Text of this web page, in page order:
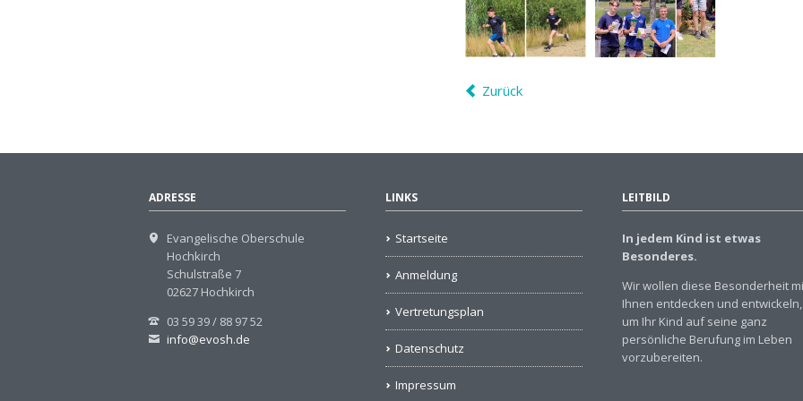
Zurück
ADRESSE
Evangelische Oberschule
Hochkirch
Schulstraße 7
02627 Hochkirch
03 59 39 / 88 97 52
info@evosh.de
LINKS
Startseite
Anmeldung
Vertretungsplan
Datenschutz
Impressum
LEITBILD
In jedem Kind ist etwas
Besonderes.
Wir wollen diese Besonderheit
Ihnen entdecken und entwickeln,
um Ihr Kind auf seine ganz
persönliche Berufung im Leben
vorzubereiten.